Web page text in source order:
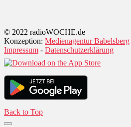
© 2022 radioWOCHE.de
Konzeption: Medienagentur Babelsberg
Impressum - Datenschutzerklärung
Back to Top